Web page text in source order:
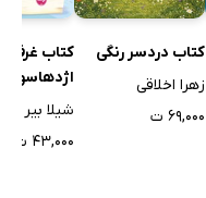
کتاب دردسر رنگی
زهرا اخلاقی
۶۹,۰۰۰ ت
کتاب
شیلا بیر
۴۳,۰۰۰ ت